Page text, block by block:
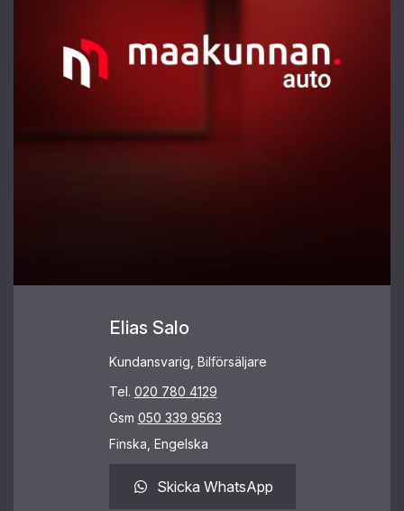
Elias Salo
Kundansvarig, Bilförsäljare
Tel. 020 780 4129
Gsm 050 339 9563
Finska, Engelska
Skicka WhatsApp